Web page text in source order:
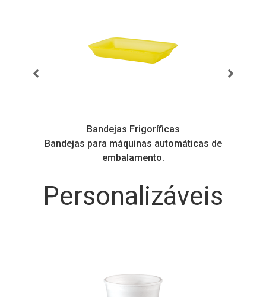
Bandejas Frigoríficas
Bandejas para máquinas automáticas de
embalamento.
Personalizáveis